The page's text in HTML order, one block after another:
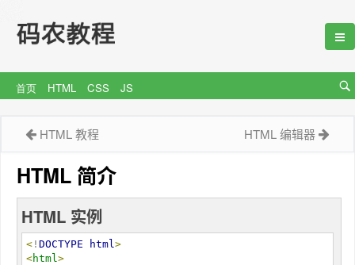
首页 HTML CSS JS
HTML 教程 HTML 编辑器
HTML 简介
HTML 实例
< ! DOCTYPE html>
<html>